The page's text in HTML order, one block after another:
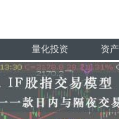
量化投资 资